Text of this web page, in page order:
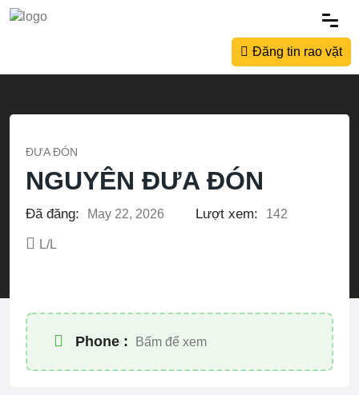
Đăng tin rao vặt
ĐƯA ĐÓN
NGUYÊN ĐƯA ĐÓN
Đã đăng: May 22, 2026 Lượt xem: 142
L/L
Phone : Bấm để xem